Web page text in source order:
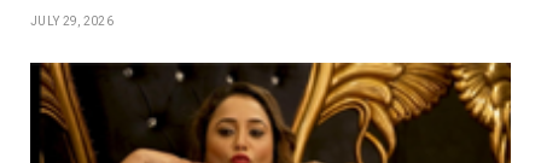
JULY 29, 2026